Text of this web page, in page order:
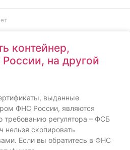
контейнер,
на другой
выданные
ФНС России, являются
требованию регулятора – ФСБ
скопировать
Если вы обратитесь в ФНС